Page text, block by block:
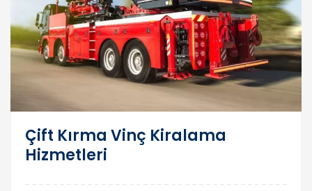
Çift Kırma Vinç Kiralama
Hizmetleri